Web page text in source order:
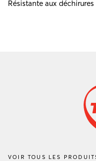
Résistante aux
VOIR TOUS LES